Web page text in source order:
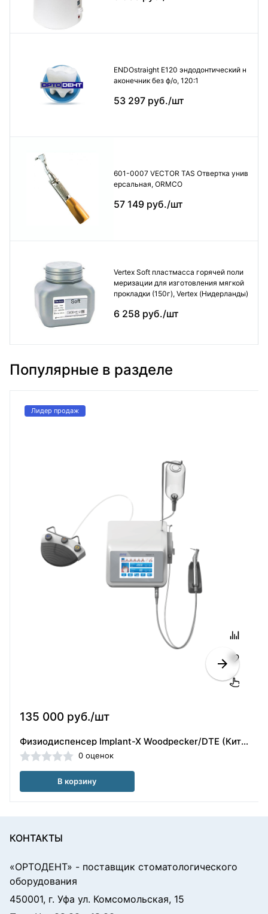
ENDOstraight E120 эндодонтический н
аконечник без ф/о, 120:1
53 297 руб./шт
601-0007 VECTOR TAS Отвертка унив
ерсальная, ORMCO
57 149 руб./шт
Vertex Soft пластмасса горячей поли
меризации для изготовления мягкой
прокладки (150г), Vertex (Нидерланды)
6 258 руб./шт
Популярные в разделе
Лидер продаж
135 000 руб./шт
Физиодиспенсер Implant-X Woodpecker/DTE (Китай)+ шланг NSK 2 шт /997-094/
0 оценок
В корзину
КОНТАКТЫ
«ОРТОДЕНТ» - поставщик стоматологического
оборудования
450001, г. Уфа ул. Комсомольская, 15